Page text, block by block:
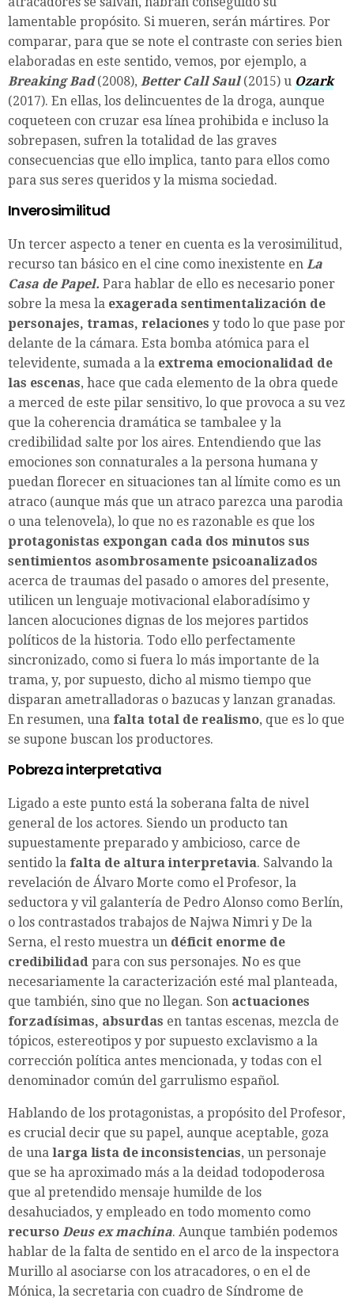
lamentable propósito. Si mueren, serán mártires. Por
comparar, para que se note el contraste con series bien
elaboradas en este sentido, vemos, por ejemplo, a
Breaking Bad(2008), Better Call Saul (2015) u Ozark
(2017). En ellas, los delincuentes de la droga, aunque
coqueteen con cruzar esa línea prohibida e incluso la
sobrepasen, sufren la totalidad de las graves
consecuencias que ello implica, tanto para ellos como
para sus seres queridos y la misma sociedad.
Inverosimilitud
Un tercer aspecto a tener en cuenta es la verosimilitud,
recurso tan básico en el cine como inexistente en La
Casa de Papel. Para hablar de ello es necesario poner
sobre la mesa la exagerada sentimentalización de
personajes, tramas, relaciones y todo lo que pase por
delante de la cámara. Esta bomba atómica para el
televidente, sumada a la extrema emocionalidad de
las escenas, hace que cada elemento de la obra quede
a merced de este pilar sensitivo, lo que provoca a su vez
que la coherencia dramática se tambalee y la
credibilidad salte por los aires. Entendiendo que las
emociones son connaturales a la persona humana y
puedan florecer en situaciones tan al límite como es un
atraco (aunque más que un atraco parezca una parodia
o una telenovela), lo que no es razonable es que los
protagonistas expongan cada dos minutos sus
sentimientos asombrosamente psicoanalizados
acerca de traumas del pasado o amores del presente,
utilicen un lenguaje motivacional elaboradísimo y
lancen alocuciones dignas de los mejores partidos
políticos de la historia. Todo ello perfectamente
sincronizado, como si fuera lo más importante de la
trama, y, por supuesto, dicho al mismo tiempo que
disparan ametralladoras o bazucas y lanzan granadas.
En resumen, una falta total de realismo, que es lo que
se supone buscan los productores.
Pobreza interpretativa
Ligado a este punto está la soberana falta de nivel
general de los actores. Siendo un producto tan
supuestamente preparado y ambicioso, carce de
sentido la falta de altura interpretavia. Salvando la
revelación de Álvaro Morte como el Profesor, la
seductora y vil galantería de Pedro Alonso como Berlín,
o los contrastados trabajos de Najwa Nimri y De la
Serna, el resto muestra un déficit enorme de
credibilidad para con sus personajes. No es que
necesariamente la caracterización esté mal planteada,
que también, sino que no llegan. Son actuaciones
forzadísimas, absurdas en tantas escenas, mezcla de
tópicos, estereotipos y por supuesto exclavismo a la
corrección política antes mencionada, y todas con el
denominador común del garrulismo español.
Hablando de los protagonistas, a propósito del Profesor,
es crucial decir que su papel, aunque aceptable, goza
de una larga lista de inconsistencias, un personaje
que se ha aproximado más a la deidad todopoderosa
que al pretendido mensaje humilde de los
desahuciados, y empleado en todo momento como
recurso Deus ex machina. Aunque también podemos
hablar de la falta de sentido en el arco de la inspectora
Murillo al asociarse con los atracadores, o en el de
Mónica, la secretaria con cuadro de Síndrome de